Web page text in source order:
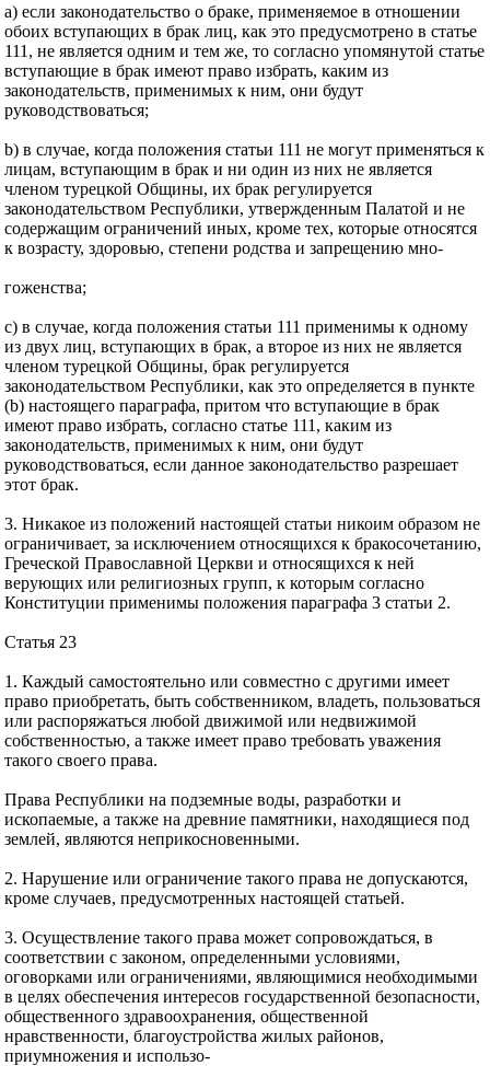
а) если законодательство о браке, применяемое в отношении
обоих вступающих в брак лиц, как это предусмотрено в статье
111, не является одним и тем же, то согласно упомянутой статье
вступающие в брак имеют право избрать, каким из
законодательств, применимых к ним, они будут
руководствоваться;
b) в случае, когда положения статьи 111 не могут применяться к
лицам, вступающим в брак и ни один из них не является
членом турецкой Общины, их брак регулируется
законодательством Республики, утвержденным Палатой и не
содержащим ограничений иных, кроме тех, которые относятся
к возрасту, здоровью, степени родства и запрещению мно-
гоженства;
с) в случае, когда положения статьи 111 применимы к одному
из двух лиц, вступающих в брак, а второе из них не является
членом турецкой Общины, брак регулируется
законодательством Республики, как это определяется в пункте
(b) настоящего параграфа, притом что вступающие в брак
имеют право избрать, согласно статье 111, каким из
законодательств, применимых к ним, они будут
руководствоваться, если данное законодательство разрешает
этот брак.
3. Никакое из положений настоящей статьи никоим образом не
ограничивает, за исключением относящихся к бракосочетанию,
Греческой Православной Церкви и относящихся к ней
верующих или религиозных групп, к которым согласно
Конституции применимы положения параграфа 3 статьи 2.
Статья 23
1. Каждый самостоятельно или совместно с другими имеет
право приобретать, быть собственником, владеть, пользоваться
или распоряжаться любой движимой или недвижимой
собственностью, а также имеет право требовать уважения
такого своего права.
Права Республики на подземные воды, разработки и
ископаемые, а также на древние памятники, находящиеся под
землей, являются неприкосновенными.
2. Нарушение или ограничение такого права не допускаются,
кроме случаев, предусмотренных настоящей статьей.
3. Осуществление такого права может сопровождаться, в
соответствии с законом, определенными условиями,
оговорками или ограничениями, являющимися необходимыми
в целях обеспечения интересов государственной безопасности,
общественного здравоохранения, общественной
нравственности, благоустройства жилых районов,
приумножения и использо-